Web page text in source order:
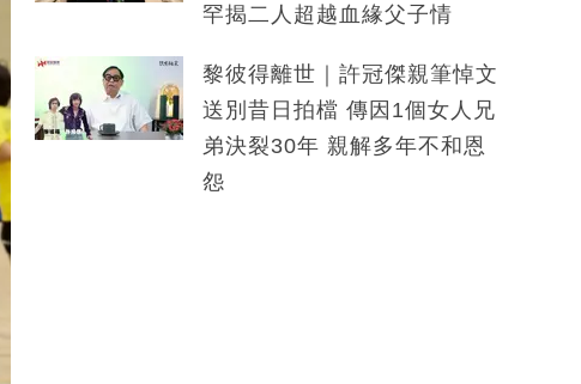
罕揭二人超越血緣父子情
黎彼得離世｜許冠傑親筆悼文
送別昔日拍檔 傳因1個女人兄
弟決裂30年 親解多年不和恩
怨